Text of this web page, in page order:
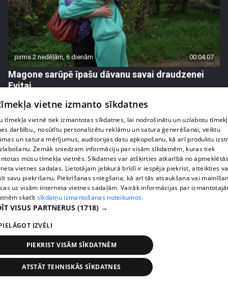
pirms 2 nedēļām, 6 dienām 00:04:07
Magone sarūpē īpašu dāvanu savai draudzenei
Evitai
pirms 2 nedēļām, 6 dienām
Lukērijas Kambalas lielā iespēja "Victoria's
Secret" atlasē atduras pret finansiāliem
sarežģījumiem
71. epizode
vietne izmanto sīkdatnes
tīmekļa vietnē tiek izmantotas sīkdatnes, lai nodrošinātu un uzlabotu
darbību., nosūtītu personalizētu reklāmu un satura ģenerēšanai, veiktu
un satura mērījumus, auditorijas datu apkopošanu, kā arī produktu
Zemāk sniedzam informāciju par visām sīkdatnēm, kuras tiek
mūsu tīmekļa vietnēs. Sīkdatnes var atšķirties atkarībā no
vietnes sadaļas. Lietotājam jebkurā brīdī ir iespēja piekrist, atteikties
savu piekrišanu. Piekrišanas sniegšana, kā arī tās atsaukšana vai
uz visām interneta vietnes sadaļām. Vairāk informācijas par
skatīt sīkdatņu izmantošanas noteikumos.
VISUS PARTNERUS (1718) →
IZVĒLI
PIEKRIST VISĀM SĪKDATNĒM
ATSTĀT TEHNISKĀS SĪKDATNES